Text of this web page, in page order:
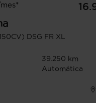
DSG FR XL
39.250 km
Automática